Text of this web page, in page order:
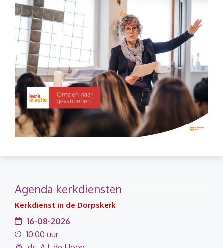
Agenda kerkdiensten
Kerkdienst in de Dorpskerk
16-08-2026
10:00 uur